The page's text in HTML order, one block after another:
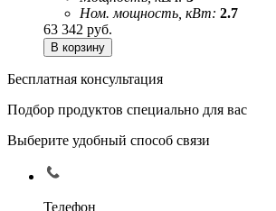
Ном. мощность, кВт: 2.7
63 342 руб.
Бесплатная консультация
Подбор продуктов специально для вас
Выберите удобный способ связи
Телефон